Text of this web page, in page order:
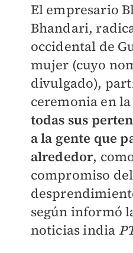
El empresario
Bhandari,
occidental de
mujer (cuyo
divulgado),
ceremonia en
todas sus
a la gente que
alrededor,
compromiso del
según informó
noticias india